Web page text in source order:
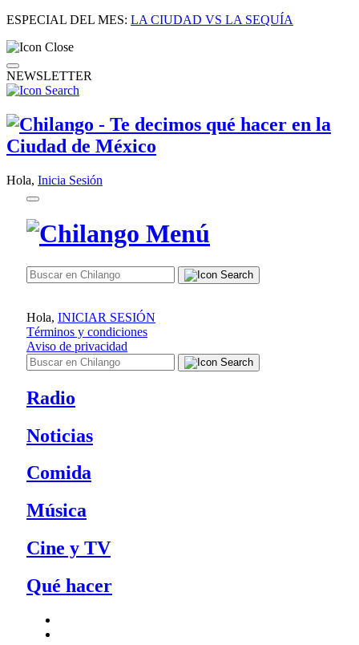
ESPECIAL DEL MES: LA CIUDAD VS LA SEQUÍA
NEWSLETTER
Hola, Inicia Sesión
Hola, INICIAR SESIÓN
Términos y condiciones
Aviso de privacidad
Radio
Noticias
Comida
Música
Cine y TV
Qué hacer